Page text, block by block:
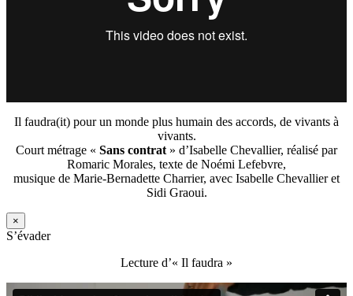
Il faudra(it) pour un monde plus humain des accords, de vivants à
vivants.
Court métrage « Sans contrat » d’Isabelle Chevallier, réalisé par
Romaric Morales, texte de Noémi Lefebvre,
musique de Marie-Bernadette Charrier, avec Isabelle Chevallier et
Sidi Graoui.
×
S’évader
Lecture d’« Il faudra »